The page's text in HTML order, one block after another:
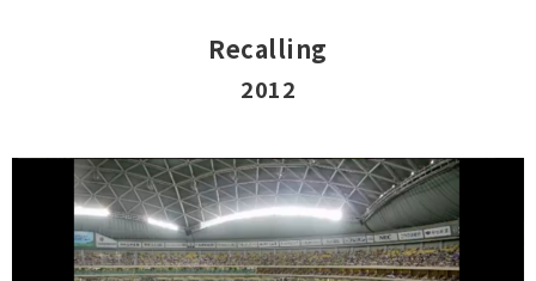
Recalling
2012